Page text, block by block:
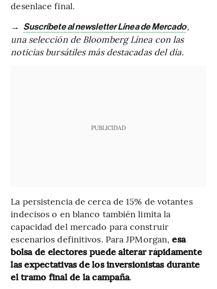
desenlace final.
→ Suscríbete al newsletter Línea de Mercado,
una selección de Bloomberg Línea con las
noticias bursátiles más destacadas del día.
PUBLICIDAD
La persistencia de cerca de 15% de votantes
indecisos o en blanco también limita la
capacidad del mercado para construir
escenarios definitivos. Para JPMorgan,esa
bolsa de electores puede alterar rápidamente
las expectativas de los inversionistas durante
el tramo final de la campaña.